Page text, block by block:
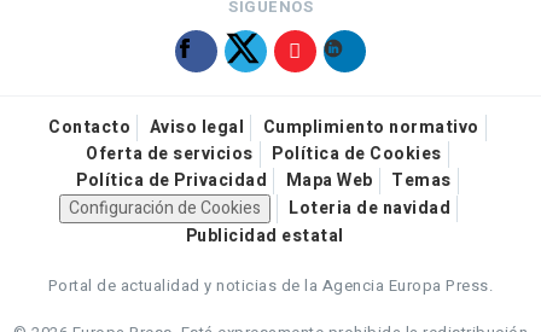
SÍGUENOS
Contacto Aviso legal
Cumplimiento normativo
Oferta de servicios
Política de Cookies
Política de Privacidad
Mapa Web
Temas
Configuración de Cookies
Loteria de navidad
Publicidad estatal
Portal de actualidad y noticias de la Agencia Europa Press.